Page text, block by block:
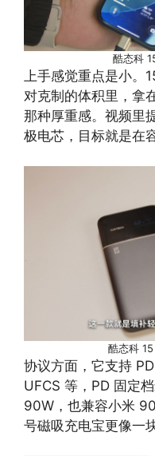
酷态科
上手感觉重点是小
对克制的体积里，拿
那种厚重感。视频里
极电芯，目标就是在
酷态科
协议方面，它支持
UFCS 等，PD 固定
90W，也兼容小米
号磁吸充电宝更像一